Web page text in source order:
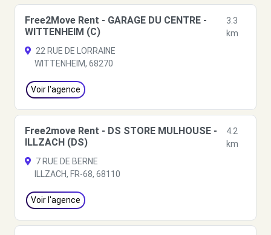
Free2Move Rent - GARAGE DU CENTRE -
WITTENHEIM (C)
3.3
km
22 RUE DE LORRAINE
WITTENHEIM, 68270
Voir l'agence
Free2move Rent - DS STORE MULHOUSE -
ILLZACH (DS)
4.2
km
7 RUE DE BERNE
ILLZACH, FR-68, 68110
Voir l'agence